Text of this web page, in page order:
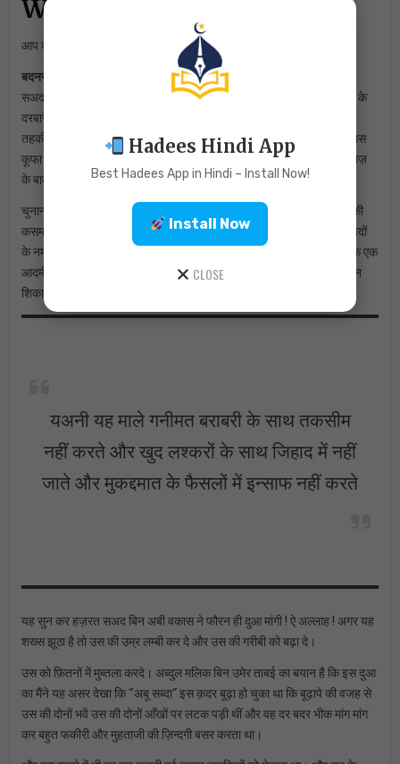
Waqia
आप की करामतों में से चन्द करामात निम्नलिखित हैं।
बदनसीब बूढ़ा की कहानी
: हज़रत जाबिर से रिवायत है कि कूफ़ा के कुछ लोग हज़रत
सअद बिन अबी वकास की शिकायत लेकर अमीरूल मोमिनीन हज़रत फ़ारूके अज़म के
दरबारे खिलाफ्त में मदीना मुनव्वरा में पहुँचे हज़रत अमीरूल ने उन शिकायात की
तहकीकात के लिए चन्द भरोसेमन्द सहाबियों को हज़रत सअद बिन अबी वकास के पास
कूफा भेजा और यह हुक्म फ़रमाया कि कूफा शहर की हर मस्जिद के नमाज़ियों से नमाज़
के बाद यह पूछा जाए कि हज़रत सअद बिन अबी वकास कैसे आदमी हैं?
चुनान्चे तहकीकात करने वालों की इस जमाअत ने जिन जिन मस्जिदों में नमाज़ियों की
कसम दे कर हज़रत सअद बिन अबी वकास के बारे में दरयाफ़्त किया तो तमाम मस्जिदों
के नमाज़ियों ने उन के बारे में अच्छा कहा और तअरीफ की। मगर एक मस्जिद में सिर्फ एक
आदमी जिस का नाम “अबू सअदा था। उस ने हज़रत सअद बिन अबी वकास की तीन
शिकायात पेश कीं और कहा
यअनी यह माले गनीमत बराबरी के साथ तकसीम
नहीं करते और खुद लश्करों के साथ जिहाद में नहीं
जाते और मुकद्दमात के फैसलों में इन्साफ नहीं करते
यह सुन कर हज़रत सअद बिन अबी वकास ने फौरन ही दुआ मांगी ! ऐ अल्लाह ! अगर यह
शख्स झूठा है तो उस की उम्र लम्बी कर दे और उस की गरीबी को बढ़ा दे।
उस को फ़ितनों में मुब्तला करदे। अब्दुल मलिक बिन उमेर ताबई का बयान है कि इस दुआ
का मैंने यह असर देखा कि “अबू सब्दा” इस क़दर बूढ़ा हो चुका था कि बूढ़ापे की वजह से
उस की दोनों भवें उस की दोनों आँखों पर लटक पड़ी थीं और वह दर बदर भीक मांग मांग
कर बहुत फकीरी और मुहताजी की ज़िन्दगी बसर करता था।
Hadees Hindi App
Best Hadees App in Hindi – Install Now!
Install Now
CLOSE